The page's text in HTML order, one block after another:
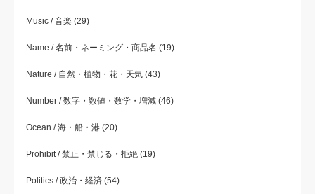
Music / 音楽 (29)
Name / 名前・ネーミング・商品名 (19)
Nature / 自然・植物・花・天気 (43)
Number / 数字・数値・数学・増減 (46)
Ocean / 海・船・港 (20)
Prohibit / 禁止・禁じる・拒絶 (19)
Politics / 政治・経済 (54)